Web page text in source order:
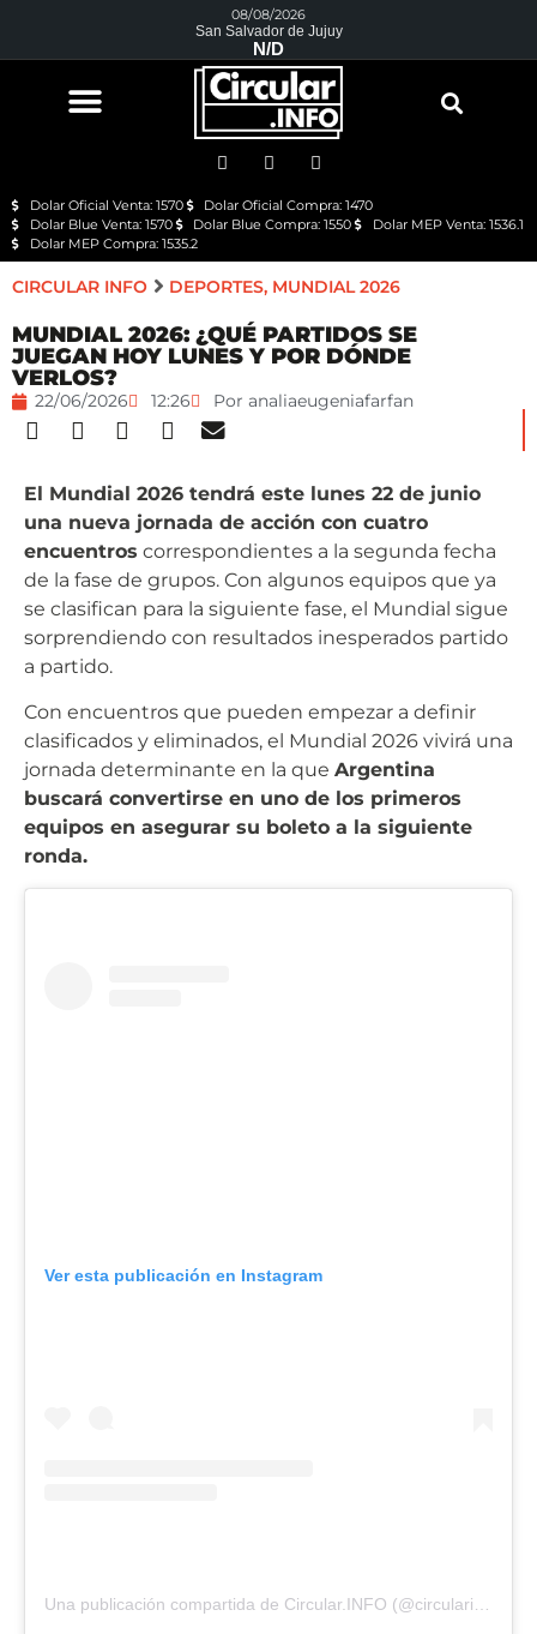
08/08/2026
San Salvador de Jujuy
N/D
Dolar Oficial Venta: 1570
Dolar Oficial Compra: 1470
Dolar Blue Venta: 1570
Dolar Blue Compra: 1550
Dolar MEP Venta: 1536.1
Dolar MEP Compra: 1535.2
CIRCULAR INFO DEPORTES, MUNDIAL 2026
MUNDIAL 2026: ¿QUÉ PARTIDOS SE
JUEGAN HOY LUNES Y POR DÓNDE
VERLOS?
22/06/2026 12:26 Por analiaeugeniafarfan
El Mundial 2026 tendrá este lunes 22 de junio
una nueva jornada de acción con cuatro
encuentros correspondientes a la segunda fecha
de la fase de grupos. Con algunos equipos que ya
se clasifican para la siguiente fase, el Mundial sigue
sorprendiendo con resultados inesperados partido
a partido.
Con encuentros que pueden empezar a definir
clasificados y eliminados, el Mundial 2026 vivirá una
jornada determinante en la que Argentina
buscará convertirse en uno de los primeros
equipos en asegurar su boleto a la siguiente
ronda.
Ver esta publicación en Instagram